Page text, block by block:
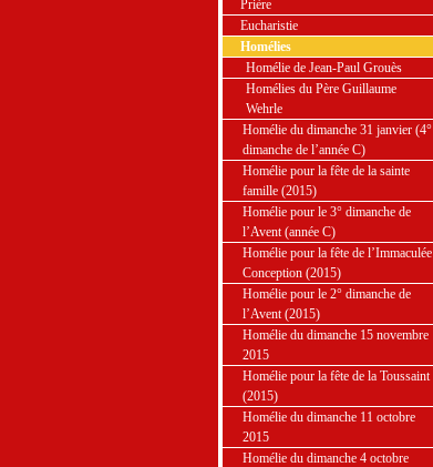
Prière
Eucharistie
Homélies
Homélie de Jean-Paul Grouès
Homélies du Père Guillaume
Wehrle
Homélie du dimanche 31 janvier (4°
dimanche de l’année C)
Homélie pour la fête de la sainte
famille (2015)
Homélie pour le 3° dimanche de
l’Avent (année C)
Homélie pour la fête de l’Immaculée
Conception (2015)
Homélie pour le 2° dimanche de
l’Avent (2015)
Homélie du dimanche 15 novembre
2015
Homélie pour la fête de la Toussaint
(2015)
Homélie du dimanche 11 octobre
2015
Homélie du dimanche 4 octobre